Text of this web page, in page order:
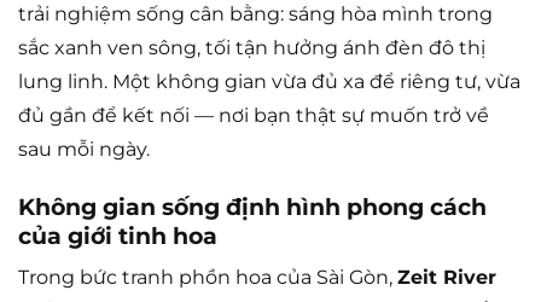
trải nghiệm sống cân bằng: sáng hòa mình trong
sắc xanh ven sông, tối tận hưởng ánh đèn đô thị
lung linh. Một không gian vừa đủ xa để riêng tư, vừa
đủ gần để kết nối — nơi bạn thật sự muốn trở về
sau mỗi ngày.
Không gian sống định hình phong cách
của giới tinh hoa
Trong bức tranh phồn hoa của Sài Gòn, Zeit River